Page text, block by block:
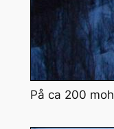
På ca 200